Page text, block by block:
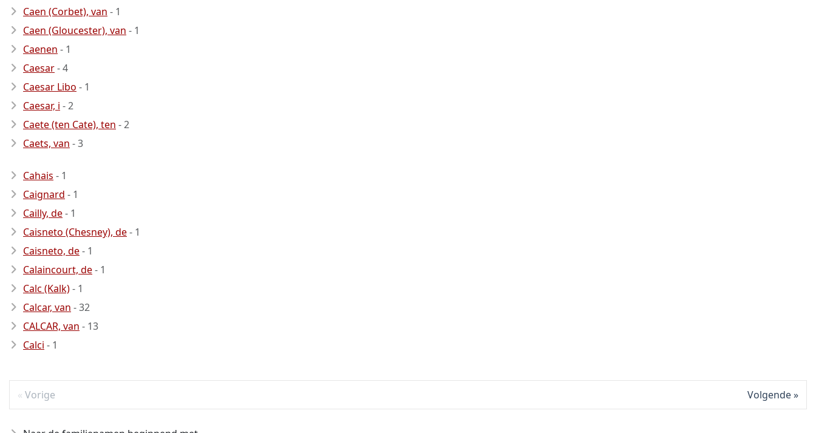
Caen (Corbet), van - 1
Caen (Gloucester), van - 1
Caenen - 1
Caesar- 4
Caesar Libo - 1
Caesar, i - 2
Caete (ten Cate), ten - 2
Caets, van - 3
Cahais - 1
Caignard - 1
Cailly, de- 1
Caisneto (Chesney), de- 1
Caisneto, de- 1
Calaincourt, de- 1
Calc (Kalk)- 1
Calcar, van - 32
CALCAR, van - 13
Calci - 1
Vorige Volgende